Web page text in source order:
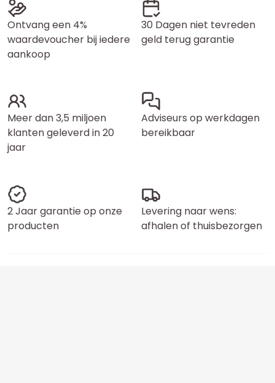
Ontvang een 4%
waardevoucher bij iedere
aankoop
30 Dagen niet tevreden
geld terug garantie
Meer dan 3,5 miljoen
klanten geleverd in 20
jaar
Adviseurs op werkdagen
bereikbaar
2 Jaar garantie op onze
producten
Levering naar wens:
afhalen of thuisbezorgen